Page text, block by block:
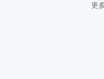
更